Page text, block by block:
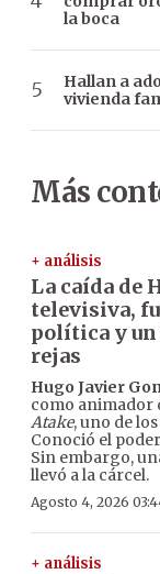
la boca
Hallan a
vivienda
Más
+ análisis
La caída de
televisiva,
política y
rejas
Hugo Javier
como animador
Atake, uno de
Conoció el
Sin embargo,
llevó a la cárcel.
Agosto 4, 2026
+ análisis